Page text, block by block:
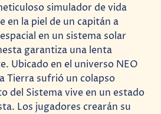
simulador de vida
en la piel de un capitán a
en un sistema solar
garantiza una lenta
Ubicado en el universo NEO
Tierra sufrió un colapso
del Sistema vive en un estado
Los jugadores crearán su